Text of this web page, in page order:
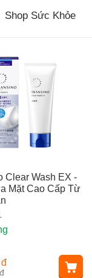
Shop Sức Khỏe
Clear Wash EX -
Mặt Cao Cấp Từ
đ
đ